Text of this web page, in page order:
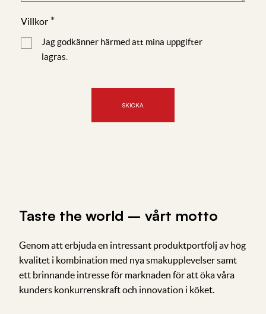
Villkor *
Jag godkänner härmed att mina uppgifter
lagras.
Taste the world – vårt motto
Genom att erbjuda en intressant produktportfölj av hög
kvalitet i kombination med nya smakupplevelser samt
ett brinnande intresse för marknaden för att öka våra
kunders konkurrenskraft och innovation i köket.